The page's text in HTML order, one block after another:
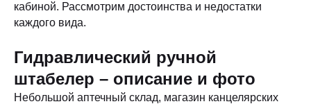
кабиной. Рассмотрим достоинства и недостатки
каждого вида.
Гидравлический ручной
штабелер – описание и фото
Небольшой аптечный склад, магазин канцелярских